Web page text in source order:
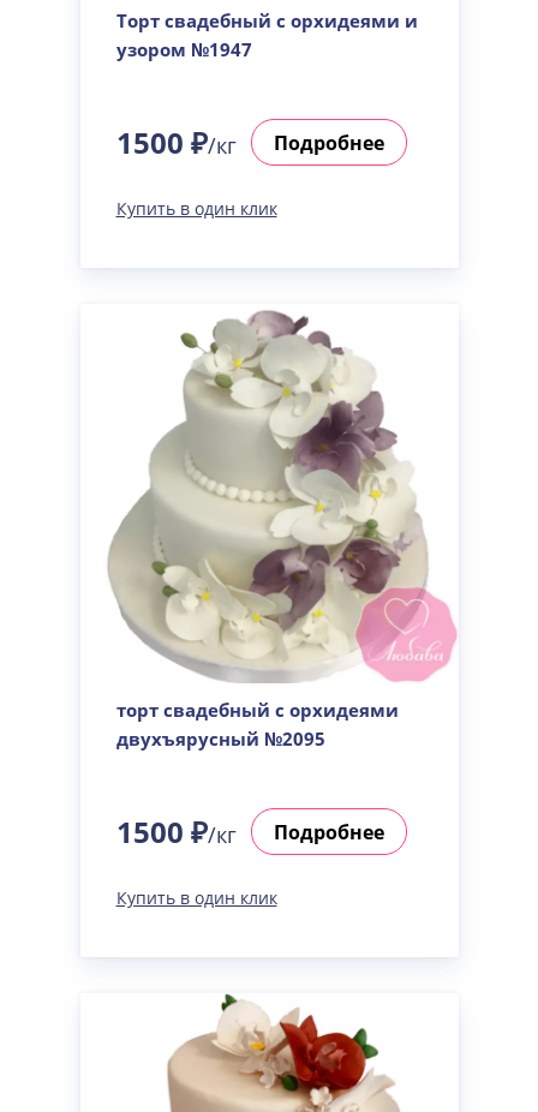
Торт свадебный с орхидеями и
узором №1947
1500 ₽/кг Подробнее
Купить в один клик
торт свадебный с орхидеями
двухъярусный №2095
1500 ₽/кг Подробнее
Купить в один клик